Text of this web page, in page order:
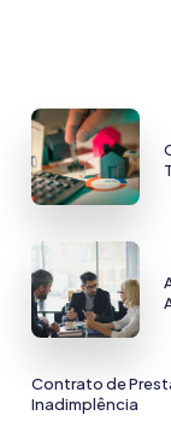
Contrato de
Inadimplência